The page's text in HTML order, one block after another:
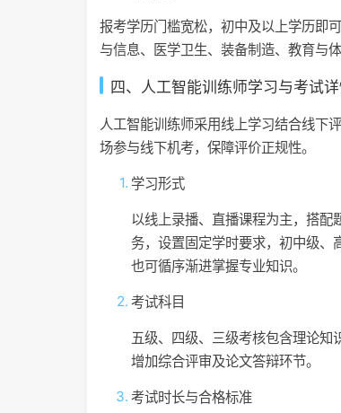
报考学历门槛宽松，初中及以上学历即
与信息、医学卫生、装备制造、教育与
四、人工智能训练师学习与考试
人工智能训练师采用线上学习结合线下
场参与线下机考，保障评价正规性。
学习形式
以线上录播、直播课程为主，搭配
务，设置固定学时要求，初中级、
也可循序渐进掌握专业知识。
考试科目
五级、四级、三级考核包含理论知
增加综合评审及论文答辩环节。
考试时长与合格标准